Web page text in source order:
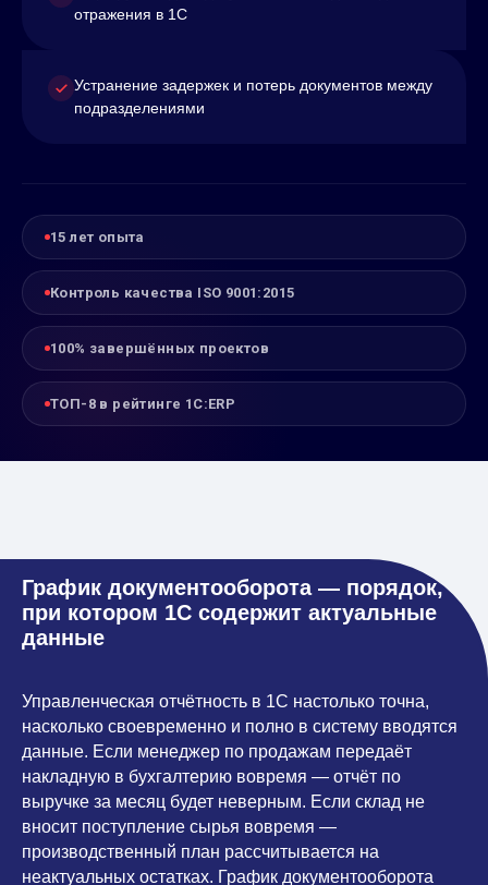
отражения в 1С
Устранение задержек и потерь документов между
подразделениями
15 лет опыта
Контроль качества ISO 9001:2015
100% завершённых проектов
ТОП-8 в рейтинге 1С:ERP
График документооборота — порядок,
при котором 1С содержит актуальные
данные
Управленческая отчётность в 1С настолько точна,
насколько своевременно и полно в систему вводятся
данные. Если менеджер по продажам передаёт
накладную в бухгалтерию вовремя — отчёт по
выручке за месяц будет неверным. Если склад не
вносит поступление сырья вовремя —
производственный план рассчитывается на
неактуальных остатках. График документооборота